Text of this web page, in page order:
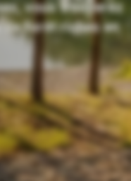
vous trouverez
de forêt riches en